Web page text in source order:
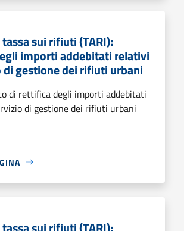
sui rifiuti (TARI):
importi addebitati relativi
di gestione dei rifiuti urbani
di rettifica degli importi addebitati
di gestione dei rifiuti urbani